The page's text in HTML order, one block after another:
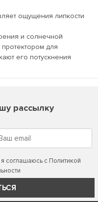
ощущения липкости
и солнечной
для
его потускнения
рассылку
соглашаюсь с Политикой